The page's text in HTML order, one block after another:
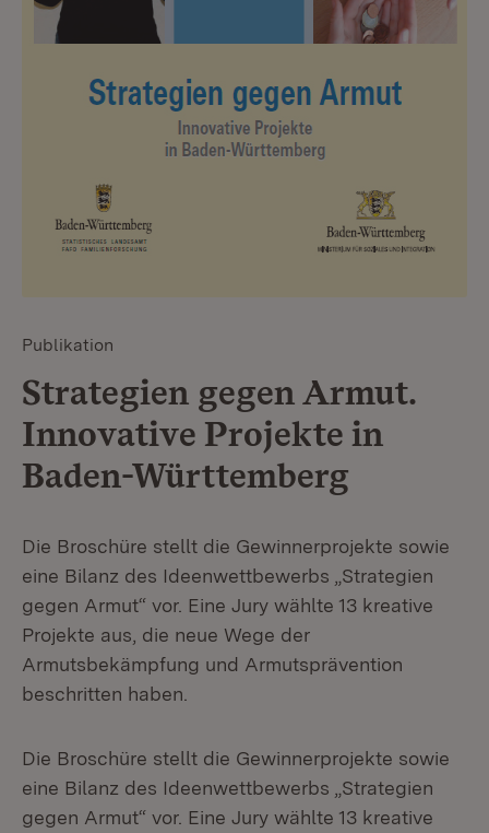
Publikation
Strategien gegen Armut.
Innovative Projekte in
Baden-Württemberg
Die Broschüre stellt die Gewinnerprojekte sowie
eine Bilanz des Ideenwettbewerbs „Strategien
gegen Armut“ vor. Eine Jury wählte 13 kreative
Projekte aus, die neue Wege der
Armutsbekämpfung und Armutsprävention
beschritten haben.
Die Broschüre stellt die Gewinnerprojekte sowie
eine Bilanz des Ideenwettbewerbs „Strategien
gegen Armut“ vor. Eine Jury wählte 13 kreative